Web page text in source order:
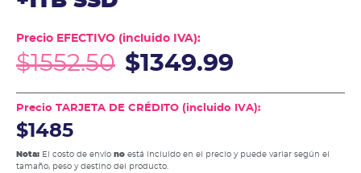
Precio EFECTIVO (incluido IVA):
$1552.50 $1349.99
Precio TARJETA DE CRÉDITO (incluido IVA):
$1485
Nota: El costo de envío no está incluido en el precio y puede variar según el
tamaño, peso y destino del producto.